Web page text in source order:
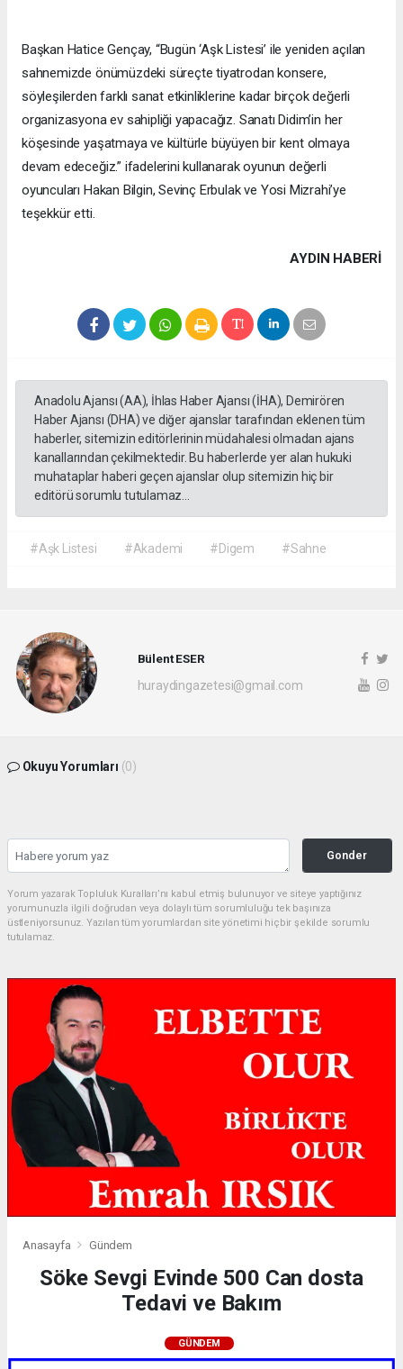
Başkan Hatice Gençay, “Bugün ‘Aşk Listesi’ ile yeniden açılan
sahnemizde önümüzdeki süreçte tiyatrodan konsere,
söyleşilerden farklı sanat etkinliklerine kadar birçok değerli
organizasyona ev sahipliği yapacağız. Sanatı Didim’in her
köşesinde yaşatmaya ve kültürle büyüyen bir kent olmaya
devam edeceğiz.” ifadelerini kullanarak oyunun değerli
oyuncuları Hakan Bilgin, Sevinç Erbulak ve Yosi Mizrahi’ye
teşekkür etti.
AYDIN HABERİ
Anadolu Ajansı (AA), İhlas Haber Ajansı (İHA), Demirören
Haber Ajansı (DHA) ve diğer ajanslar tarafından eklenen tüm
haberler, sitemizin editörlerinin müdahalesi olmadan ajans
kanallarından çekilmektedir. Bu haberlerde yer alan hukuki
muhataplar haberi geçen ajanslar olup sitemizin hiç bir
editörü sorumlu tutulamaz...
#Aşk Listesi #Akademi #Digem #Sahne
Bülent ESER
huraydingazetesi@gmail.com
Okuyu Yorumları (0)
Gonder
Yorum yazarak Topluluk Kuralları’nı kabul etmiş bulunuyor ve siteye yaptığınız
yorumunuzla ilgili doğrudan veya dolaylı tüm sorumluluğu tek başınıza
üstleniyorsunuz. Yazılan tüm yorumlardan site yönetimi hiçbir şekilde sorumlu
tutulamaz.
Anasayfa Gündem
Söke Sevgi Evinde 500 Can dosta
Tedavi ve Bakım
GÜNDEM